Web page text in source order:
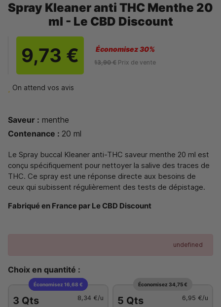
Spray Kleaner anti THC Menthe 20
ml - Le CBD Discount
9,73 € Économisez 30%
13,90 € Prix de vente
On attend vos avis
Saveur : menthe
Contenance : 20 ml
Le Spray buccal Kleaner anti-THC saveur menthe 20 ml est
conçu spécifiquement pour nettoyer la salive des traces de
THC. Ce spray est une réponse directe aux besoins de
ceux qui subissent régulièrement des tests de dépistage.
Fabriqué en France par Le CBD Discount
undefined
Choix en quantité :
Économisez 16,68 €
3 Qts 8,34 €/u
Économisez 34,75 €
5 Qts 6,95 €/u